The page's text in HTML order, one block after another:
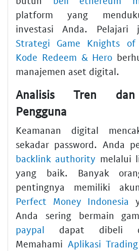
platform yang
investasi Anda. Pelajari
Strategi Game Knights
Kode Redeem & Hero
manajemen aset digital.
Analisis Tren dan
Pengguna
Keamanan digital
sekadar password. Anda
backlink authority melalui
yang baik. Banyak
pentingnya memiliki
Perfect Money Indonesia
Anda sering bermain
paypal dapat dibeli
Memahami Aplikasi